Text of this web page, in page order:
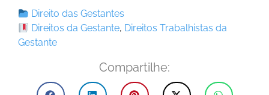
Direito das Gestantes
Direitos da Gestante, Direitos Trabalhistas da
Gestante
Compartilhe: